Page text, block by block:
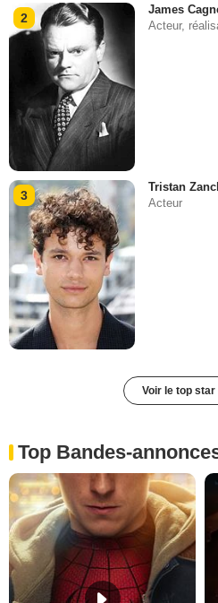
2
James
Acteur,
3
Tristan
Acteur
Voir le top
Top Bandes-